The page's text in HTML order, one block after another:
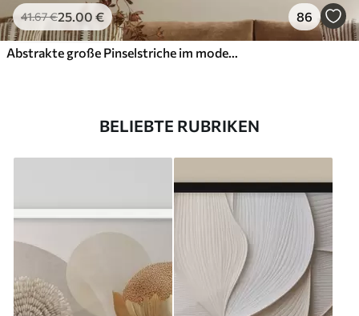
41.67€25.00 € 86
Abstrakte große Pinselstriche im modernen Stil
BELIEBTE RUBRIKEN